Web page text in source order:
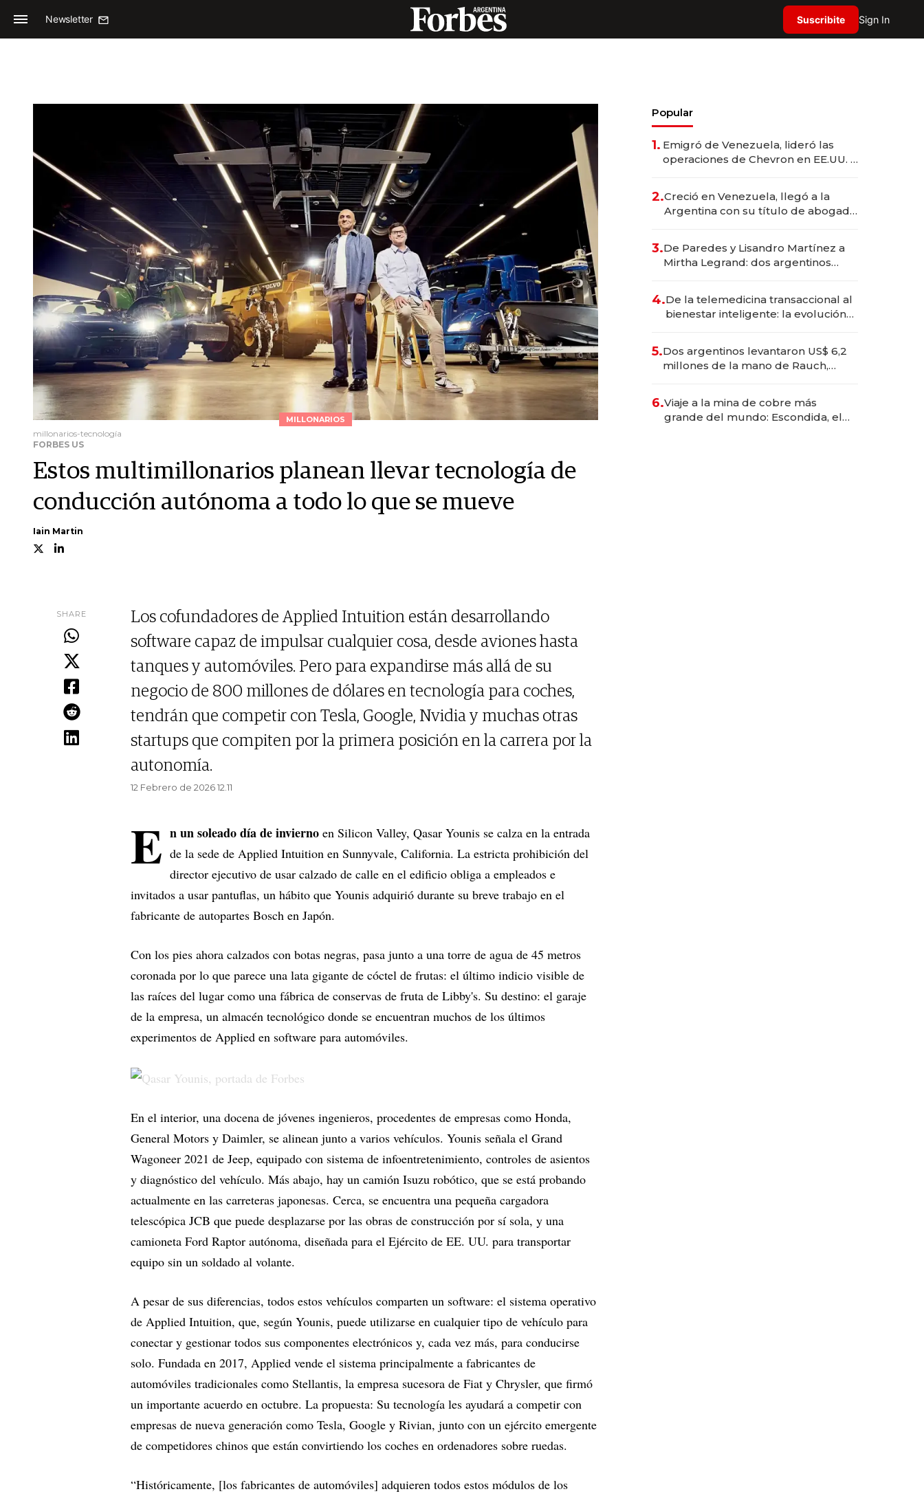
Newsletter Suscribite Sign In
MILLONARIOS
millonarios-tecnología
FORBES US
Estos multimillonarios planean llevar tecnología de
conducción autónoma a todo lo que se mueve
Iain Martin
SHARE
Los cofundadores de Applied Intuition están desarrollando
software capaz de impulsar cualquier cosa, desde aviones hasta
tanques y automóviles. Pero para expandirse más allá de su
negocio de 800 millones de dólares en tecnología para coches,
tendrán que competir con Tesla, Google, Nvidia y muchas otras
startups que compiten por la primera posición en la carrera por la
autonomía.
12 Febrero de 2026 12.11
E n un soleado día de invierno en Silicon Valley, Qasar Younis se calza en la entrada
de la sede de Applied Intuition en Sunnyvale, California. La estricta prohibición del
director ejecutivo de usar calzado de calle en el edificio obliga a empleados e
invitados a usar pantuflas, un hábito que Younis adquirió durante su breve trabajo en el
fabricante de autopartes Bosch en Japón.
Con los pies ahora calzados con botas negras, pasa junto a una torre de agua de 45 metros
coronada por lo que parece una lata gigante de cóctel de frutas: el último indicio visible de
las raíces del lugar como una fábrica de conservas de fruta de Libby's. Su destino: el garaje
de la empresa, un almacén tecnológico donde se encuentran muchos de los últimos
experimentos de Applied en software para automóviles.
En el interior, una docena de jóvenes ingenieros, procedentes de empresas como Honda,
General Motors y Daimler, se alinean junto a varios vehículos. Younis señala el Grand
Wagoneer 2021 de Jeep, equipado con sistema de infoentretenimiento, controles de asientos
y diagnóstico del vehículo. Más abajo, hay un camión Isuzu robótico, que se está probando
actualmente en las carreteras japonesas. Cerca, se encuentra una pequeña cargadora
telescópica JCB que puede desplazarse por las obras de construcción por sí sola, y una
camioneta Ford Raptor autónoma, diseñada para el Ejército de EE. UU. para transportar
equipo sin un soldado al volante.
A pesar de sus diferencias, todos estos vehículos comparten un software: el sistema operativo
de Applied Intuition, que, según Younis, puede utilizarse en cualquier tipo de vehículo para
conectar y gestionar todos sus componentes electrónicos y, cada vez más, para conducirse
solo. Fundada en 2017, Applied vende el sistema principalmente a fabricantes de
automóviles tradicionales como Stellantis, la empresa sucesora de Fiat y Chrysler, que firmó
un importante acuerdo en octubre. La propuesta: Su tecnología les ayudará a competir con
empresas de nueva generación como Tesla, Google y Rivian, junto con un ejército emergente
de competidores chinos que están convirtiendo los coches en ordenadores sobre ruedas.
“Históricamente, [los fabricantes de automóviles] adquieren todos estos módulos de los
Popular
1. Emigró de Venezuela, lideró las
operaciones de Chevron en EE.UU. y
2.Creció en Venezuela, llegó a la
Argentina con su título de abogado
marcas "fast premium"
3.De Paredes y Lisandro Martínez a
Mirtha Legrand: dos argentinos
4.De la telemedicina transaccional al
bienestar inteligente: la evolución
5.Dos argentinos levantaron US$ 6,2
millones de la mano de Rauch,
6.Viaje a la mina de cobre más
grande del mundo: Escondida, el